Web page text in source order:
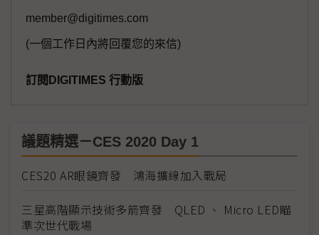
member@digitimes.com
(一個工作日內將回覆您的來信)
訂閱DIGITIMES 行動版
議題精選－CES 2020 Day 1
CES20 AR眼鏡齊發 鴻海擴線加入戰局
三星高階顯示技術多箭齊發 QLED 、 Micro LED瞄
準次世代戰場